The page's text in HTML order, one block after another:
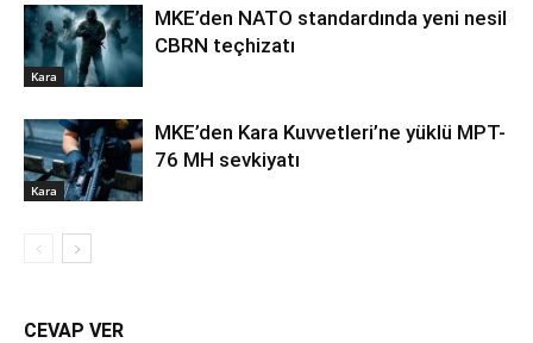
Kara
MKE’den NATO standardında yeni nesil
CBRN teçhizatı
Kara
MKE’den Kara Kuvvetleri’ne yüklü MPT-
76 MH sevkiyatı
CEVAP VER